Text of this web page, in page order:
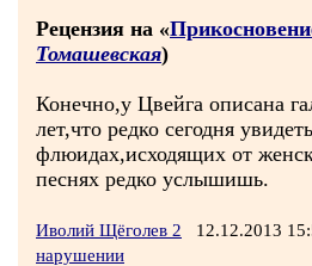
Рецензия на «
Томашевская)
Конечно,у Цвейга описана
лет,что редко сегодня
флюидах,исходящих от
песнях редко услышишь.
Иволий Щёголев 2 12.12.2013
нарушении